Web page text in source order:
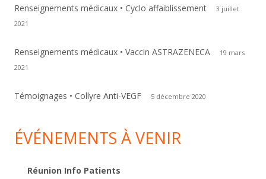
Renseignements médicaux • Cyclo affaiblissement
3 juillet
2021
Renseignements médicaux • Vaccin ASTRAZENECA
19 mars
2021
Témoignages • Collyre Anti-VEGF 5 décembre 2020
ÉVÉNEMENTS À VENIR
Réunion Info Patients